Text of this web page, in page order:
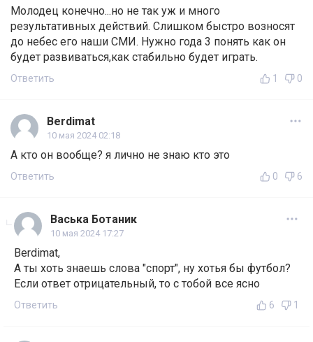
Молодец конечно...но не так уж и много
результативных действий. Слишком быстро возносят
до небес его наши СМИ. Нужно года 3 понять как он
будет развиваться,как стабильно будет играть.
Ответить 1 0
Berdimat
10 мая 2024 02:18
А кто он вообще? я лично не знаю кто это
Ответить 0 6
Васька Ботаник
10 мая 2024 17:27
Berdimat,
А ты хоть знаешь слова "спорт", ну хотья бы футбол?
Если ответ отрицательный, то с тобой все ясно
Ответить 6 1